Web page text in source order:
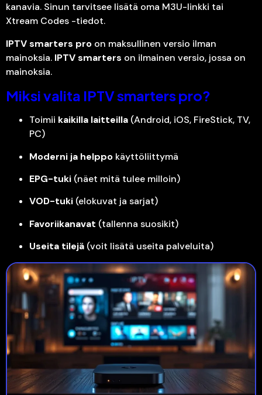
kanavia. Sinun tarvitsee lisätä oma M3U-linkki tai
Xtream Codes -tiedot.
IPTV smarters pro on maksullinen versio ilman
mainoksia. IPTV smarters on ilmainen versio, jossa on
mainoksia.
Miksi valita IPTV smarters pro?
Toimii kaikilla laitteilla (Android, iOS, FireStick, TV,
PC)
Moderni ja helppo käyttöliittymä
EPG-tuki (näet mitä tulee milloin)
VOD-tuki (elokuvat ja sarjat)
Favoriikanavat (tallenna suosikit)
Useita tilejä (voit lisätä useita palveluita)